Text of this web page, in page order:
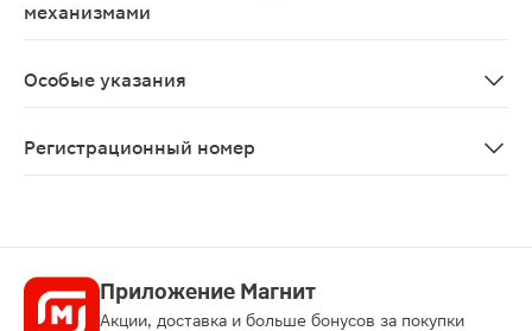
механизмами
Особые указания
Регистрационный номер
Приложение Магнит
Акции, доставка и больше бонусов за покупки